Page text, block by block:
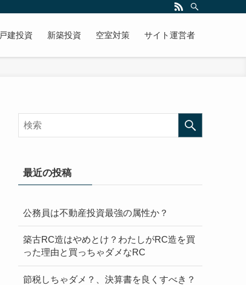
戸建投資 新築投資 空室対策 サイト運営者
最近の投稿
公務員は不動産投資最強の属性か？
築古RC造はやめとけ？わたしがRC造を買
った理由と買っちゃダメなRC
節税しちゃダメ？、決算書を良くすべき？